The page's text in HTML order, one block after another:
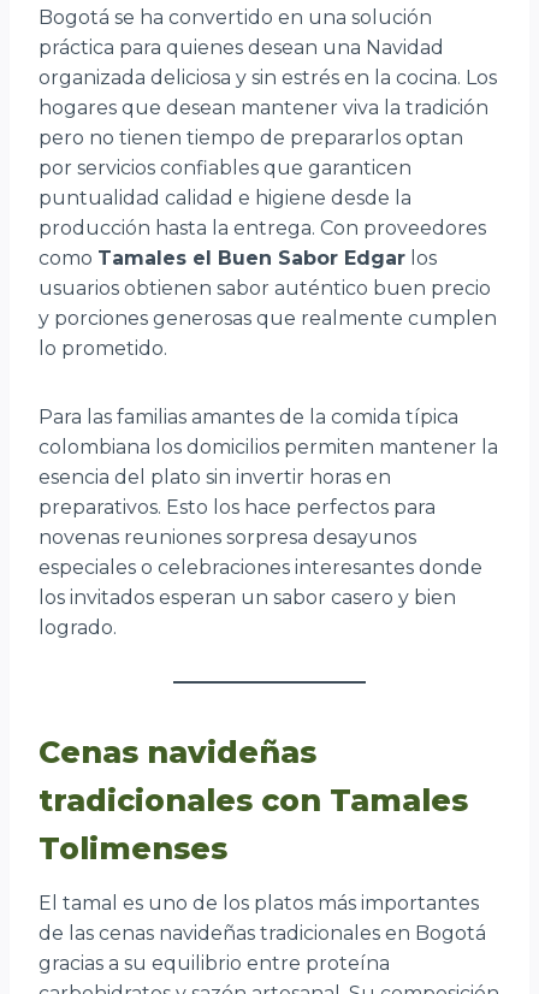
Bogotá se ha convertido en una solución
práctica para quienes desean una Navidad
organizada deliciosa y sin estrés en la cocina. Los
hogares que desean mantener viva la tradición
pero no tienen tiempo de prepararlos optan
por servicios confiables que garanticen
puntualidad calidad e higiene desde la
producción hasta la entrega. Con proveedores
como Tamales el Buen Sabor Edgar los
usuarios obtienen sabor auténtico buen precio
y porciones generosas que realmente cumplen
lo prometido.
Para las familias amantes de la comida típica
colombiana los domicilios permiten mantener la
esencia del plato sin invertir horas en
preparativos. Esto los hace perfectos para
novenas reuniones sorpresa desayunos
especiales o celebraciones interesantes donde
los invitados esperan un sabor casero y bien
logrado.
Cenas navideñas
tradicionales con Tamales
Tolimenses
El tamal es uno de los platos más importantes
de las cenas navideñas tradicionales en Bogotá
gracias a su equilibrio entre proteína